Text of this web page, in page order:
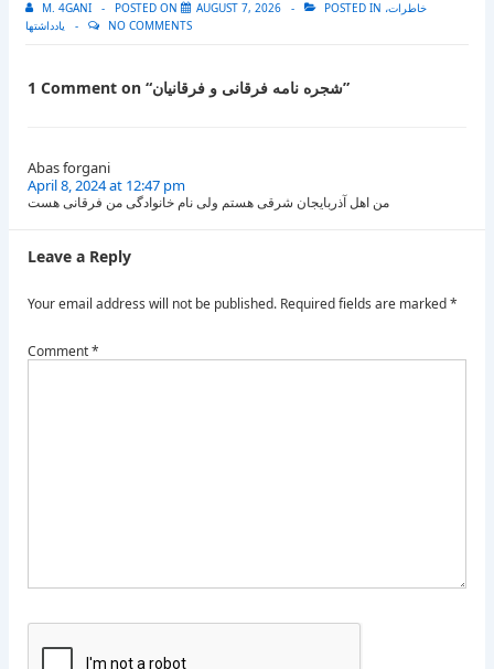
M. 4GANI POSTED ON AUGUST 7, 2026 POSTED IN خاطرات،
یادداشتها
NO COMMENTS
1 Comment on “شجره نامه فرقانى و فرقانيان”
Abas forgani
April 8, 2024 at 12:47 pm
من اهل آذربایجان شرقی هستم ولی نام خانوادگی من فرقانی هست
Leave a Reply
Your email address will not be published. Required fields are marked*
Comment*